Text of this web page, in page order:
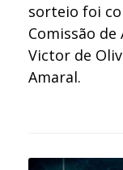
sorteio foi
Comissão
Victor de
Amaral.